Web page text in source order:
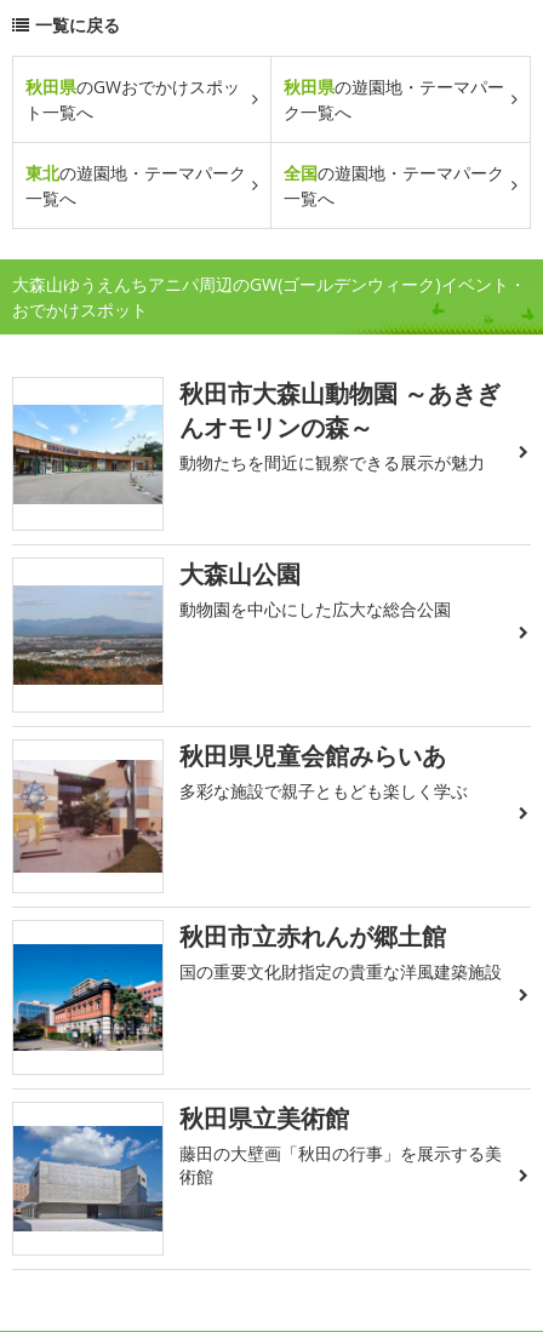
一覧に戻る
秋田県のGWおでかけスポッ
ト一覧へ
秋田県の遊園地・テーマパー
ク一覧へ
東北の遊園地・テーマパーク
一覧へ
全国の遊園地・テーマパーク
一覧へ
大森山ゆうえんちアニパ周辺のGW(ゴールデンウィーク)イベント・
おでかけスポット
秋田市大森山動物園 ～あきぎ
んオモリンの森～
動物たちを間近に観察できる展示が魅力
大森山公園
動物園を中心にした広大な総合公園
秋田県児童会館みらいあ
多彩な施設で親子ともども楽しく学ぶ
秋田市立赤れんが郷土館
国の重要文化財指定の貴重な洋風建築施設
秋田県立美術館
藤田の大壁画「秋田の行事」を展示する美
術館